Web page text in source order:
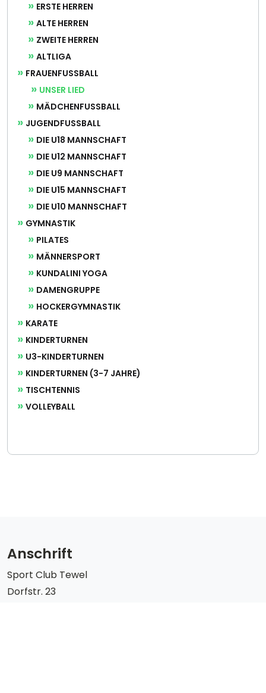
ERSTE HERREN
ALTE HERREN
ZWEITE HERREN
ALTLIGA
FRAUENFUSSBALL
UNSER LIED
MÄDCHENFUSSBALL
JUGENDFUSSBALL
DIE U18 MANNSCHAFT
DIE U12 MANNSCHAFT
DIE U9 MANNSCHAFT
DIE U15 MANNSCHAFT
DIE U10 MANNSCHAFT
GYMNASTIK
PILATES
MÄNNERSPORT
KUNDALINI YOGA
DAMENGRUPPE
HOCKERGYMNASTIK
KARATE
KINDERTURNEN
U3-KINDERTURNEN
KINDERTURNEN (3-7 JAHRE)
TISCHTENNIS
VOLLEYBALL
Anschrift
Sport Club Tewel
Dorfstr. 23